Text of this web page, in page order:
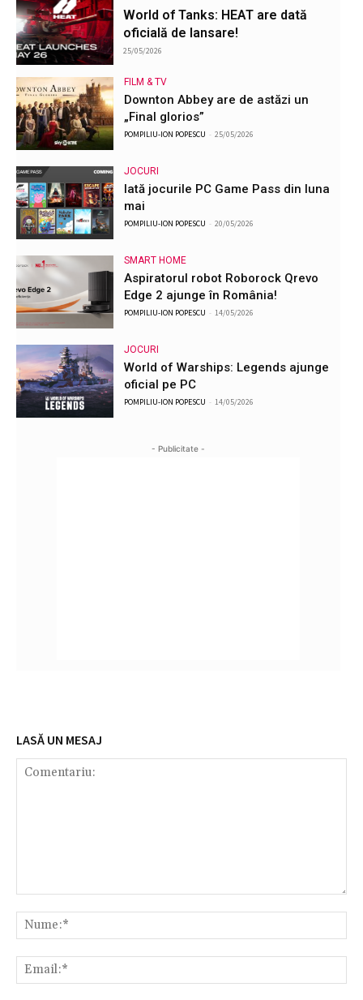
World of Tanks: HEAT are dată
oficială de lansare!
25/05/2026
FILM & TV
Downton Abbey are de astăzi un
„Final glorios”
POMPILIU-ION POPESCU - 25/05/2026
JOCURI
Iată jocurile PC Game Pass din luna
mai
POMPILIU-ION POPESCU - 20/05/2026
SMART HOME
Aspiratorul robot Roborock Qrevo
Edge 2 ajunge în România!
POMPILIU-ION POPESCU - 14/05/2026
JOCURI
World of Warships: Legends ajunge
oficial pe PC
POMPILIU-ION POPESCU - 14/05/2026
- Publicitate -
LASĂ UN MESAJ